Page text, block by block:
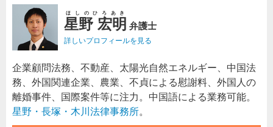
星野 宏明
ほしのひろあき
弁護士
詳しいプロフィールを見る
企業顧問法務、不動産、太陽光自然エネルギー、中国法
務、外国関連企業、農業、不貞による慰謝料、外国人の
離婚事件、国際案件等に注力。中国語による業務可能。
星野・長塚・木川法律事務所。